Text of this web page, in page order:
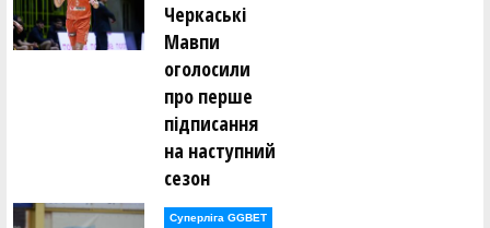
Черкаські
Мавпи
оголосили
про перше
підписання
на наступний
сезон
Суперліга GGBET